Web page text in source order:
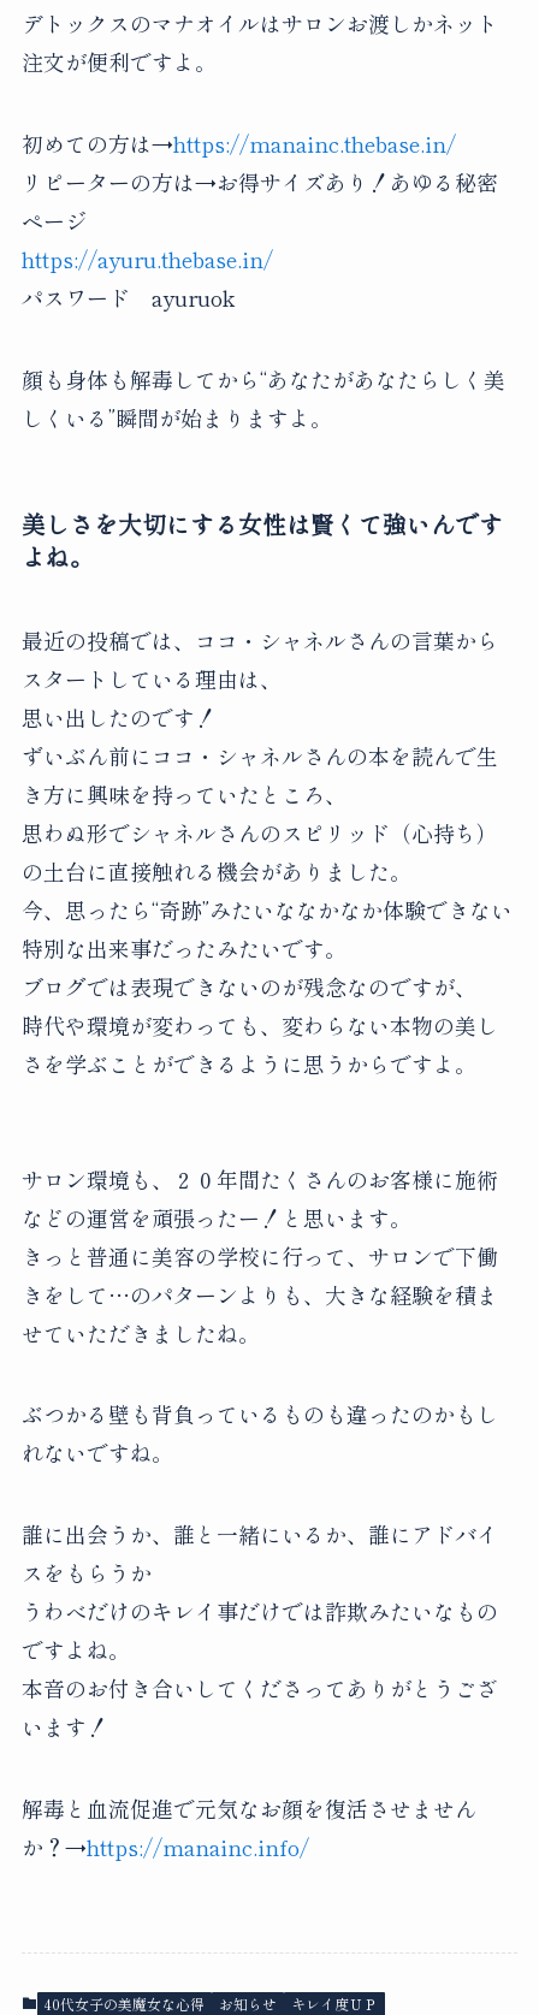
デトックスのマナオイルはサロンお渡しかネット
注文が便利ですよ。
初めての方は→https://manainc.thebase.in/
リピーターの方は→お得サイズあり！あゆる秘密
ページ
https://ayuru.thebase.in/
パスワード ayuruok
顔も身体も解毒してから“あなたがあなたらしく美
しくいる”瞬間が始まりますよ。
美しさを大切にする女性は賢くて強いんです
よね。
最近の投稿では、ココ・シャネルさんの言葉から
スタートしている理由は、
思い出したのです！
ずいぶん前にココ・シャネルさんの本を読んで生
き方に興味を持っていたところ、
思わぬ形でシャネルさんのスピリッド（心持ち）
の土台に直接触れる機会がありました。
今、思ったら“奇跡”みたいななかなか体験できない
特別な出来事だったみたいです。
ブログでは表現できないのが残念なのですが、
時代や環境が変わっても、変わらない本物の美し
さを学ぶことができるように思うからですよ。
サロン環境も、２０年間たくさんのお客様に施術
などの運営を頑張ったー！と思います。
きっと普通に美容の学校に行って、サロンで下働
きをして…のパターンよりも、大きな経験を積ま
せていただきましたね。
ぶつかる壁も背負っているものも違ったのかもし
れないですね。
誰に出会うか、誰と一緒にいるか、誰にアドバイ
スをもらうか
うわべだけのキレイ事だけでは詐欺みたいなもの
ですよね。
本音のお付き合いしてくださってありがとうござ
います！
解毒と血流促進で元気なお顔を復活させません
か？→https://manainc.info/
40代女子の美魔女な心得 お知らせ
キレイ度ＵＰ